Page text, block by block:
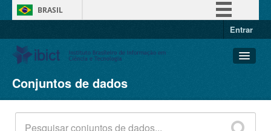
BRASIL
Entrar
Conjuntos de dados
Organizações
Grupos
Conjuntos de dados